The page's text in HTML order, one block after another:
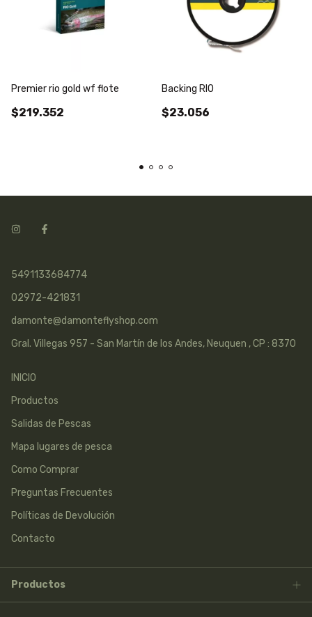
Premier rio gold wf flote
$219.352
Backing RIO
$23.056
5491133684774
02972-421831
damonte@damonteflyshop.com
Gral. Villegas 957 - San Martín de los Andes, Neuquen , CP : 8370
INICIO
Productos
Salidas de Pescas
Mapa lugares de pesca
Como Comprar
Preguntas Frecuentes
Políticas de Devolución
Contacto
Productos